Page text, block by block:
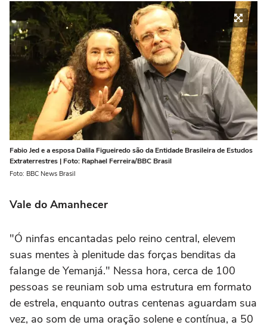
Fabio Jed e a esposa Dalila Figueiredo são da Entidade Brasileira de Estudos
Extraterrestres | Foto: Raphael Ferreira/BBC Brasil
Foto: BBC News Brasil
Vale do Amanhecer
"Ó ninfas encantadas pelo reino central, elevem
suas mentes à plenitude das forças benditas da
falange de Yemanjá." Nessa hora, cerca de 100
pessoas se reuniam sob uma estrutura em formato
de estrela, enquanto outras centenas aguardam sua
vez, ao som de uma oração solene e contínua, a 50